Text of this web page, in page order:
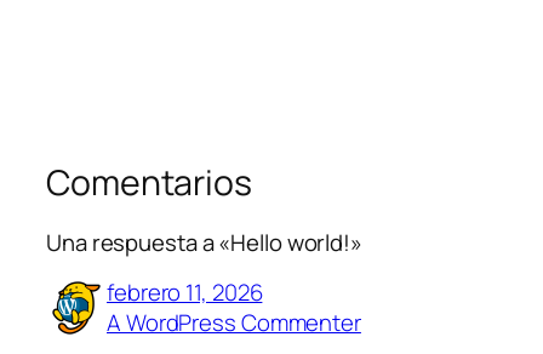
Comentarios
Una respuesta a «Hello world!»
febrero 11, 2026
A WordPress Commenter